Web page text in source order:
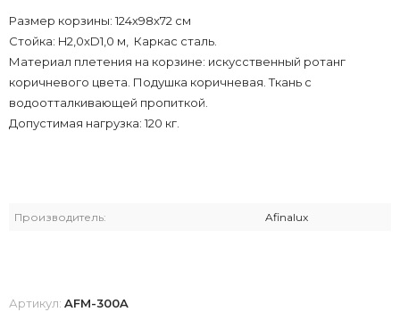
Размер корзины: 124х98х72 см
Стойка: H2,0xD1,0 м, Каркас сталь.
Материал плетения на корзине: искусственный ротанг
коричневого цвета. Подушка коричневая. Ткань с
водоотталкивающей пропиткой.
Допустимая нагрузка: 120 кг.
Производитель: Afinalux
Артикул: AFM-300A